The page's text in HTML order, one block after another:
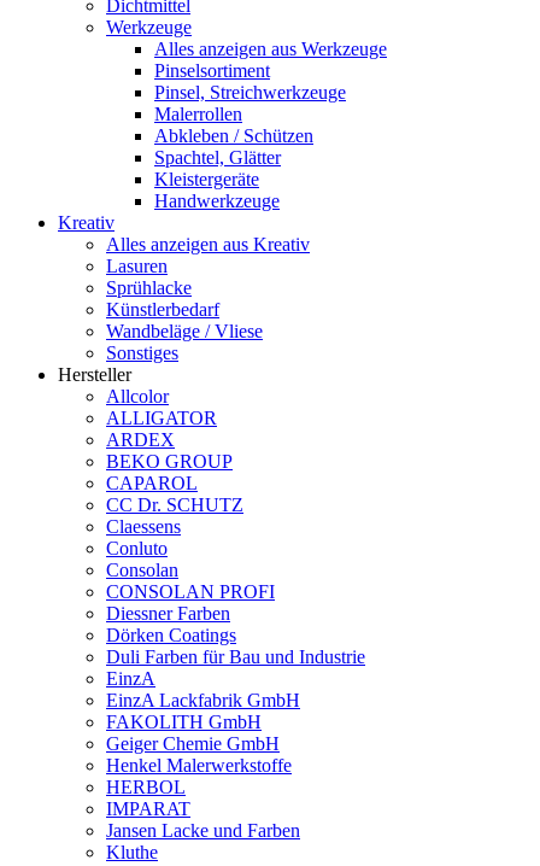
Dichtmittel
Werkzeuge
Alles anzeigen aus Werkzeuge
Pinselsortiment
Pinsel, Streichwerkzeuge
Malerrollen
Abkleben / Schützen
Spachtel, Glätter
Kleistergeräte
Handwerkzeuge
Kreativ
Alles anzeigen aus Kreativ
Lasuren
Sprühlacke
Künstlerbedarf
Wandbeläge / Vliese
Sonstiges
Hersteller
Allcolor
ALLIGATOR
ARDEX
BEKO GROUP
CAPAROL
CC Dr. SCHUTZ
Claessens
Conluto
Consolan
CONSOLAN PROFI
Diessner Farben
Dörken Coatings
Duli Farben für Bau und Industrie
EinzA
EinzA Lackfabrik GmbH
FAKOLITH GmbH
Geiger Chemie GmbH
Henkel Malerwerkstoffe
HERBOL
IMPARAT
Jansen Lacke und Farben
Kluthe